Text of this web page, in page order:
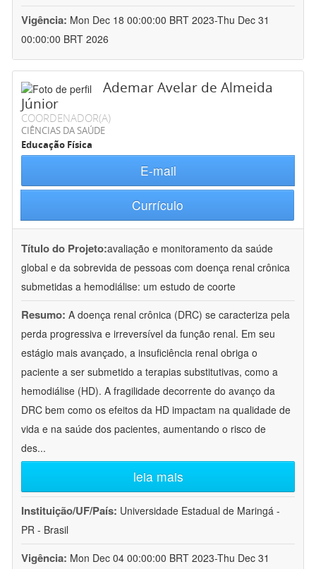
Vigência: Mon Dec 18 00:00:00 BRT 2023-Thu Dec 31
00:00:00 BRT 2026
Ademar Avelar de Almeida
Júnior
COORDENADOR(A)
CIÊNCIAS DA SAÚDE
Educação Física
E-mail
Currículo
Título do Projeto:avaliação e monitoramento da saúde
global e da sobrevida de pessoas com doença renal crônica
submetidas a hemodiálise: um estudo de coorte
Resumo: A doença renal crônica (DRC) se caracteriza pela
perda progressiva e irreversível da função renal. Em seu
estágio mais avançado, a insuficiência renal obriga o
paciente a ser submetido a terapias substitutivas, como a
hemodiálise (HD). A fragilidade decorrente do avanço da
DRC bem como os efeitos da HD impactam na qualidade de
vida e na saúde dos pacientes, aumentando o risco de
des...
leia mais
Instituição/UF/País: Universidade Estadual de Maringá -
PR - Brasil
Vigência: Mon Dec 04 00:00:00 BRT 2023-Thu Dec 31